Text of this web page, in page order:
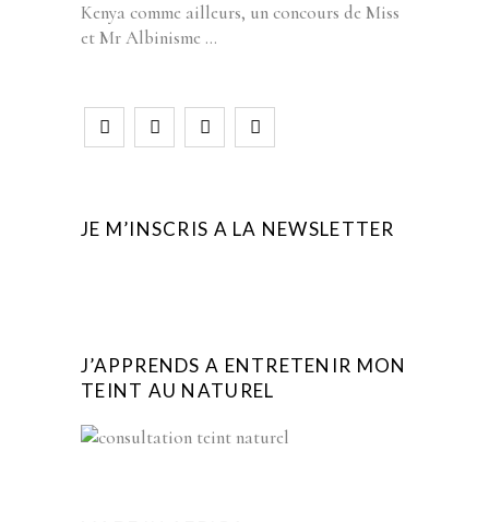
Kenya comme ailleurs, un concours de Miss
et Mr Albinisme
JE M’INSCRIS A LA NEWSLETTER
J’APPRENDS A ENTRETENIR MON
TEINT AU NATUREL